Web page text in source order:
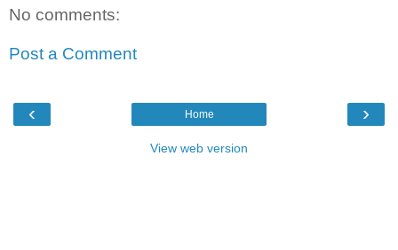
No comments:
Post a Comment
‹ ›
Home
View web version